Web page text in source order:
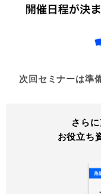
次回セミナーは準
さら
お役立ち